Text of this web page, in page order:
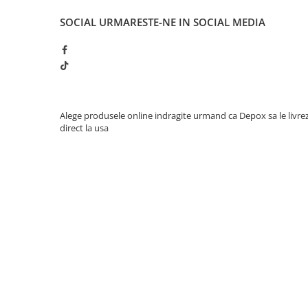
SOCIAL URMARESTE-NE IN SOCIAL MEDIA
Alege produsele online indragite urmand ca Depox sa le
direct la usa